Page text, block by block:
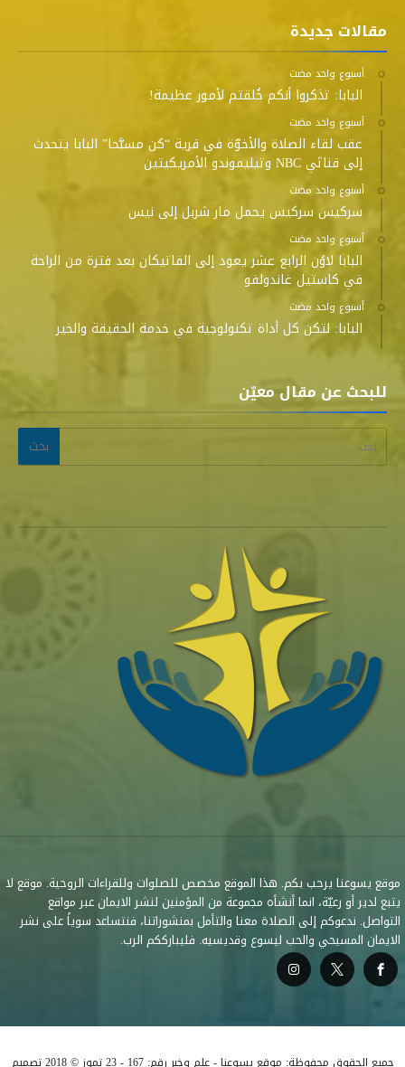
مقالات جديدة
‫‫‫‏‫أسبوع واحد مضت‬
البابا: تذكروا أنكم خُلقتم لأمور عظيمة!
‫‫‫‏‫أسبوع واحد مضت‬
عقب لقاء الصلاة والأخوّة في قرية “كن مسبَّحا” البابا يتحدث
إلى قناتَي NBC وتيليموندو الأمريكيتين
‫‫‫‏‫أسبوع واحد مضت‬
سركيس سركيس يحمل مار شربل إلى نيس
‫‫‫‏‫أسبوع واحد مضت‬
البابا لاوُن الرابع عشر يعود إلى الفاتيكان بعد فترة من الراحة
في كاستيل غاندولفو
‫‫‫‏‫أسبوع واحد مضت‬
البابا: لتكن كل أداة تكنولوجية في خدمة الحقيقة والخير
للبحث عن مقال معيّن
البحث عن:
موقع يسوعنا يرحب بكم. هذا الموقع مخصص للصلوات وللقراءات الروحية. موقع لا
يتبع لدير أو رعيّة، انما أنشأه مجموعة من المؤمنين لنشر الايمان عبر مواقع
التواصل. ندعوكم إلى الصلاة معنا والتأمل بمنشوراتنا، فنتساعد سوياً على نشر
الايمان المسيحي والحب ليسوع وقديسيه. فليبارككم الرب.
جميع الحقوق محفوظة: موقع يسوعنا - علم وخبر رقم: 167 - 23 تموز © 2018 تصميم